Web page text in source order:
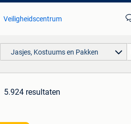
Veiligheidscentrum
Jasjes, Kostuums en Pakken
5.924 resultaten